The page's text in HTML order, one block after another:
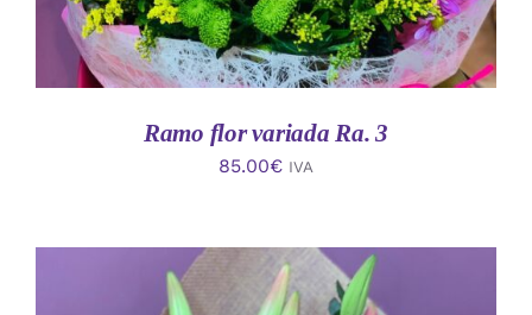
Ramo flor variada Ra. 3
85.00€ IVA